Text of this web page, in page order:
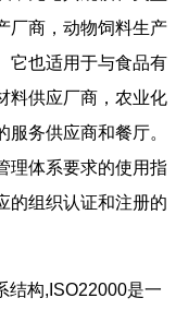
厂商，动物饲料生产
它也适用于与食品有
料供应厂商，农业化
务供应商和餐厅。
理体系要求的使用指
的组织认证和注册的
结构,ISO22000是一